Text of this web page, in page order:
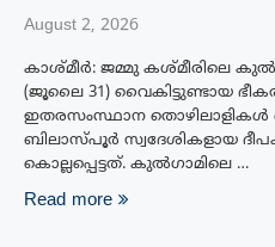
August 2, 2026
കാശ്മീർ: ജമ്മു കശ്മീരിലെ
(ജൂലൈ 31) വൈകിട്ടുണ്ടായ
ഇതരസംസ്ഥാന തൊഴിലാളികൾ
ബിലാസ്പൂർ സ്വദേശികളായ
കൊല്ലപ്പെട്ടത്. കുൽഗാമിലെ …
Read more